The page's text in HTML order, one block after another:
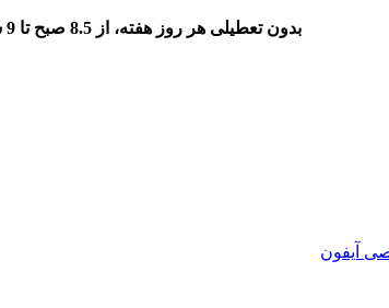
بدون تعطیلی هر روز هفته، از 8.5 صبح تا 9 شب